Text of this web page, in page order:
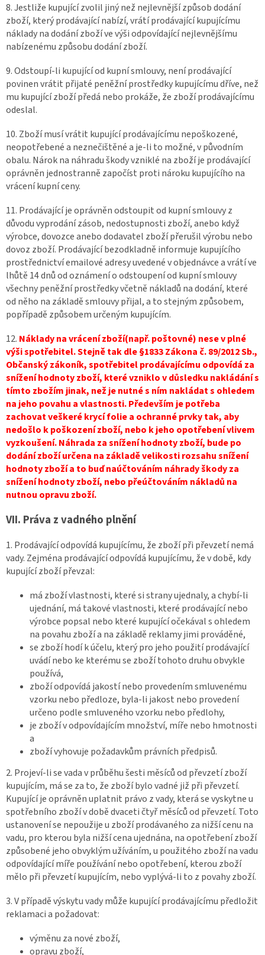
8. Jestliže kupující zvolil jiný než nejlevnější způsob dodání
zboží, který prodávající nabízí, vrátí prodávající kupujícímu
náklady na dodání zboží ve výši odpovídající nejlevnějšímu
nabízenému způsobu dodání zboží.
9. Odstoupí-li kupující od kupní smlouvy, není prodávající
povinen vrátit přijaté peněžní prostředky kupujícímu dříve, než
mu kupující zboží předá nebo prokáže, že zboží prodávajícímu
odeslal.
10. Zboží musí vrátit kupující prodávajícímu nepoškozené,
neopotřebené a neznečištěné a je-li to možné, v původním
obalu. Nárok na náhradu škody vzniklé na zboží je prodávající
oprávněn jednostranně započíst proti nároku kupujícího na
vrácení kupní ceny.
11. Prodávající je oprávněn odstoupit od kupní smlouvy z
důvodu vyprodání zásob, nedostupnosti zboží, anebo když
výrobce, dovozce anebo dodavatel zboží přerušil výrobu nebo
dovoz zboží. Prodávající bezodkladně informuje kupujícího
prostřednictví emailové adresy uvedené v objednávce a vrátí ve
lhůtě 14 dnů od oznámení o odstoupení od kupní smlouvy
všechny peněžní prostředky včetně nákladů na dodání, které
od něho na základě smlouvy přijal, a to stejným způsobem,
popřípadě způsobem určeným kupujícím.
12. Náklady na vrácení zboží(např. poštovné) nese v plné
výši spotřebitel. Stejně tak dle §1833 Zákona č. 89/2012 Sb.,
Občanský zákoník, spotřebitel prodávajícímu odpovídá za
snížení hodnoty zboží, které vzniklo v důsledku nakládání s
tímto zbožím jinak, než je nutné s ním nakládat s ohledem
na jeho povahu a vlastnosti. Především je potřeba
zachovat veškeré krycí folie a ochranné prvky tak, aby
nedošlo k poškození zboží, nebo k jeho opotřebení vlivem
vyzkoušení. Náhrada za snížení hodnoty zboží, bude po
dodání zboží určena na základě velikosti rozsahu snížení
hodnoty zboží a to buď naúčtováním náhrady škody za
snížení hodnoty zboží, nebo přeúčtováním nákladů na
nutnou opravu zboží.
VII. Práva z vadného plnění
1. Prodávající odpovídá kupujícímu, že zboží při převzetí nemá
vady. Zejména prodávající odpovídá kupujícímu, že v době, kdy
kupující zboží převzal:
má zboží vlastnosti, které si strany ujednaly, a chybí-li
ujednání, má takové vlastnosti, které prodávající nebo
výrobce popsal nebo které kupující očekával s ohledem
na povahu zboží a na základě reklamy jimi prováděné,
se zboží hodí k účelu, který pro jeho použití prodávající
uvádí nebo ke kterému se zboží tohoto druhu obvykle
používá,
zboží odpovídá jakostí nebo provedením smluvenému
vzorku nebo předloze, byla-li jakost nebo provedení
určeno podle smluveného vzorku nebo předlohy,
je zboží v odpovídajícím množství, míře nebo hmotnosti
a
zboží vyhovuje požadavkům právních předpisů.
2. Projeví-li se vada v průběhu šesti měsíců od převzetí zboží
kupujícím, má se za to, že zboží bylo vadné již při převzetí.
Kupující je oprávněn uplatnit právo z vady, která se vyskytne u
spotřebního zboží v době dvaceti čtyř měsíců od převzetí. Toto
ustanovení se nepoužije u zboží prodávaného za nižší cenu na
vadu, pro kterou byla nižší cena ujednána, na opotřebení zboží
způsobené jeho obvyklým užíváním, u použitého zboží na vadu
odpovídající míře používání nebo opotřebení, kterou zboží
mělo při převzetí kupujícím, nebo vyplývá-li to z povahy zboží.
3. V případě výskytu vady může kupující prodávajícímu předložit
reklamaci a požadovat:
výměnu za nové zboží,
opravu zboží,